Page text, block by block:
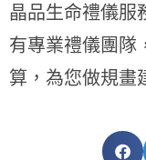
晶品生命禮儀服
有專業禮儀團隊
算，為您做規畫